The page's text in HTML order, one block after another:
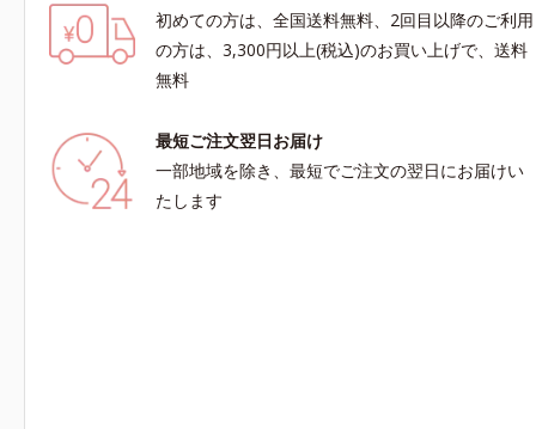
初めての方は、全国送料無料、2回目以降のご利用
の方は、3,300円以上(税込)のお買い上げで、送料
無料
最短ご注文翌日お届け
一部地域を除き、最短でご注文の翌日にお届けい
たします